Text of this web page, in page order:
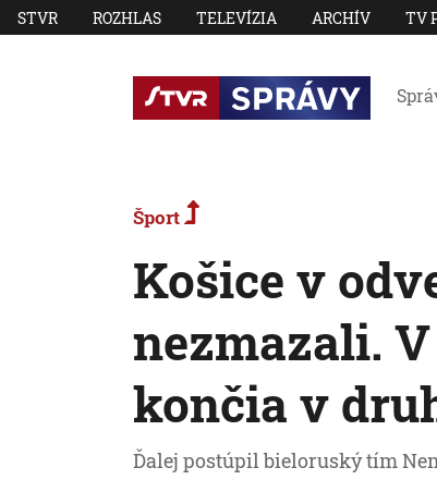
STVR ROZHLAS TELEVÍZIA ARCHÍV TV
Šport
Košice v
nezmazali.
končia v
Ďalej postúpil bieloruský tím